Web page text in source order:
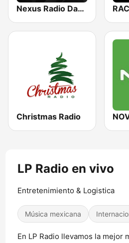
Nexus Radio Dance
Christmas Radio
LP Radio en vivo
Entretenimiento & Logistica
Música mexicana
En LP Radio llevamos la